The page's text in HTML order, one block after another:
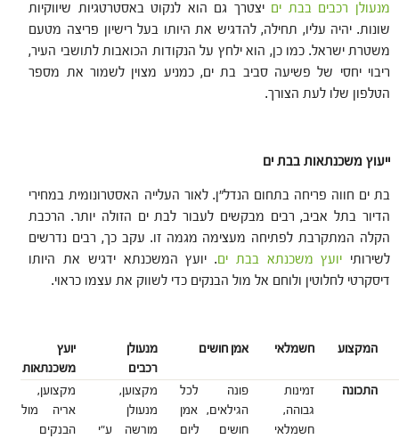
מנעולן רכבים בבת ים יצטרך גם הוא לנקוט באסטרטגיות שיווקיות
שונות. יהיה עליו, תחילה, להדגיש את היותו בעל רישיון פריצה מטעם
משטרת ישראל. כמו כן, הוא ילחץ על הנקודות הכואבות לתושבי העיר,
ריבוי יחסי של פשיעה סביב בת ים, כמניע מצוין לשמור את מספר
הטלפון שלו לעת הצורך.
ייעוץ משכנתאות בבת ים
בת ים חווה פריחה בתחום הנדל"ן. לאור העלייה האסטרונומית במחירי
הדיור בתל אביב, רבים מבקשים לעבור לבת ים הזולה יותר. הרכבת
הקלה המתקרבת לפתיחה מעצימה מגמה זו. עקב כך, רבים נדרשים
לשירותי יועץ משכנתא בבת ים. יועץ המשכנתא ידגיש את היותו
דיסקרטי לחלוטין ולוחם אל מול הבנקים כדי לשווק את עצמו כראוי.
המקצוע חשמלאי אמן חושים
מנעולן
רכבים
יועץ
משכנתאות
התכונה
זמינות
גבוהה,
חשמלאי
פונה לכל
הגילאים, אמן
חושים ליום
מקצוען,
מנעולן
מורשה ע"י
מקצוען,
אריה מול
הבנקים